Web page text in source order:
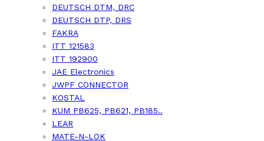
DEUTSCH DTM, DRC
DEUTSCH DTP, DRS
FAKRA
ITT 121583
ITT 192900
JAE Electronics
JWPF CONNECTOR
KOSTAL
KUM PB625, PB621, PB185..
LEAR
MATE-N-LOK